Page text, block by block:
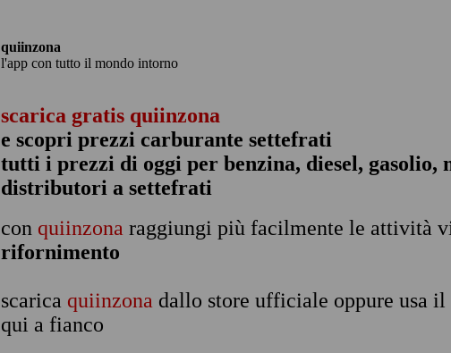
quiinzona
l'app con tutto il mondo intorno
scarica gratis quiinzona
e scopri prezzi carburante settefrati
tutti i prezzi di oggi per benzina, diesel, gasolio,
distributori a settefrati
con quiinzona raggiungi più facilmente le attività
rifornimento
scarica quiinzona dallo store ufficiale oppure usa il
qui a fianco